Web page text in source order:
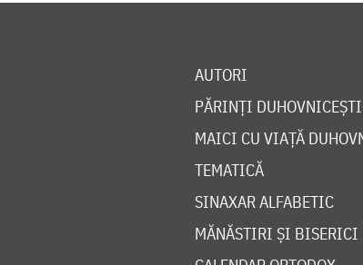
AUTORI
PĂRINȚI DUHOVNICEȘTI
MAICI CU VIAȚĂ
TEMATICĂ
SINAXAR ALFABETIC
MĂNĂSTIRI ȘI BISERICI